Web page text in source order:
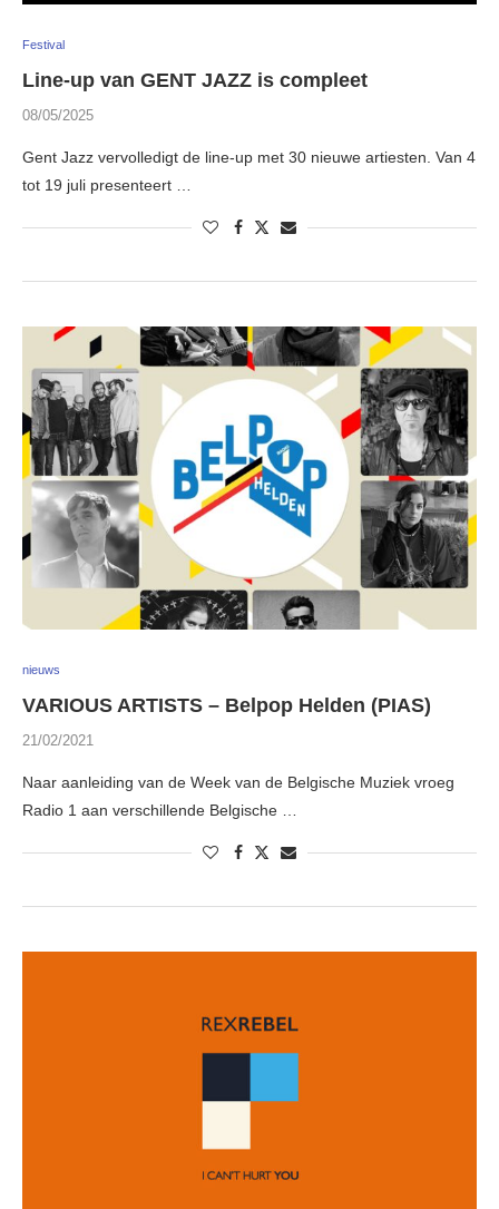
Festival
Line-up van GENT JAZZ is compleet
08/05/2025
Gent Jazz vervolledigt de line-up met 30 nieuwe artiesten. Van 4
tot 19 juli presenteert …
nieuws
VARIOUS ARTISTS – Belpop Helden (PIAS)
21/02/2021
Naar aanleiding van de Week van de Belgische Muziek vroeg
Radio 1 aan verschillende Belgische …